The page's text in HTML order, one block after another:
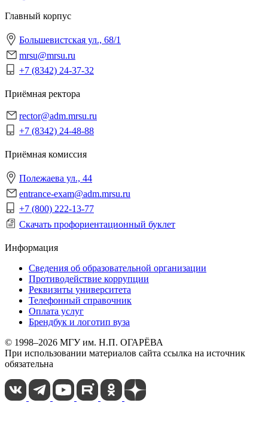
Главный корпус
Большевистская ул., 68/1
mrsu@mrsu.ru
+7 (8342) 24-37-32
Приёмная ректора
rector@adm.mrsu.ru
+7 (8342) 24-48-88
Приёмная комиссия
Полежаева ул., 44
entrance-exam@adm.mrsu.ru
+7 (800) 222-13-77
Скачать профориентационный буклет
Информация
Сведения об образовательной организации
Противодействие коррупции
Реквизиты университета
Телефонный справочник
Оплата услуг
Брендбук и логотип вуза
© 1998–2026 МГУ им. Н.П. ОГАРЁВА
При использовании материалов сайта ссылка на источник
обязательна